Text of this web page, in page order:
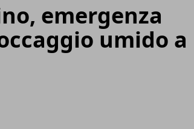
emergenza
umido a